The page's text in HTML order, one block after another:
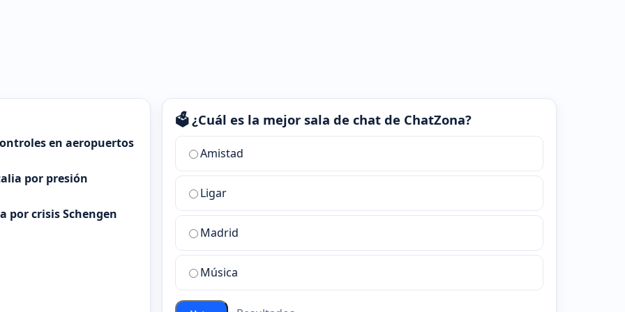
en aeropuertos
por presión
por crisis Schengen
🗳️ ¿Cuál es la mejor sala de chat de ChatZona?
¿Cuál
la
mejor
sala
chat
ChatZona?
Amistad
Ligar
Madrid
Música